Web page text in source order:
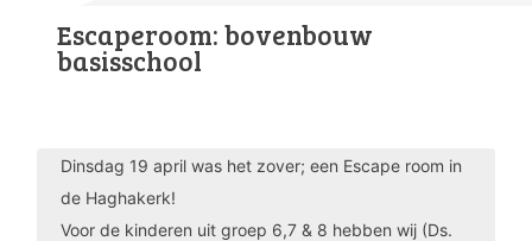
Escaperoom: bovenbouw
basisschool
Dinsdag 19 april was het zover; een Escape room in
de Haghakerk!
Voor de kinderen uit groep 6,7 & 8 hebben wij (Ds.